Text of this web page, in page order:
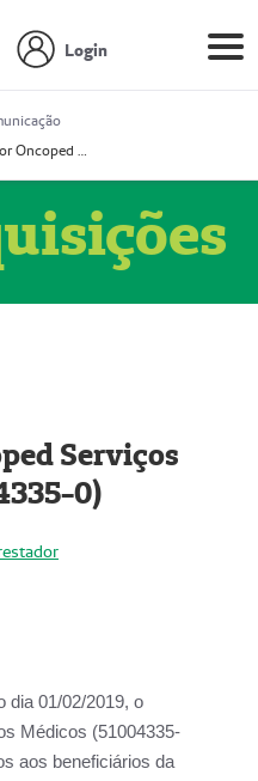
Login
Prestador Oncoped Serviços Médicos (51004335-0)
Serviços
0)
dia 01/02/2019, o
Médicos (51004335-
aos beneficiários da